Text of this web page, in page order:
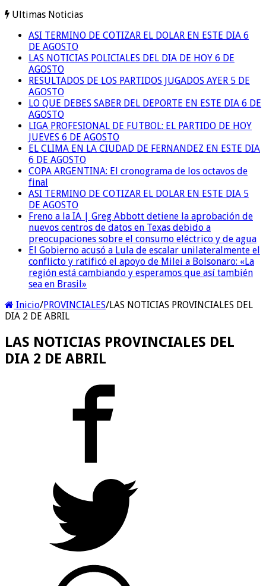
Ultimas Noticias
ASI TERMINO DE COTIZAR EL DOLAR EN ESTE DIA 6
DE AGOSTO
LAS NOTICIAS POLICIALES DEL DIA DE HOY 6 DE
AGOSTO
RESULTADOS DE LOS PARTIDOS JUGADOS AYER 5 DE
AGOSTO
LO QUE DEBES SABER DEL DEPORTE EN ESTE DIA 6 DE
AGOSTO
LIGA PROFESIONAL DE FUTBOL: EL PARTIDO DE HOY
JUEVES 6 DE AGOSTO
EL CLIMA EN LA CIUDAD DE FERNANDEZ EN ESTE DIA
6 DE AGOSTO
COPA ARGENTINA: El cronograma de los octavos de
final
ASI TERMINO DE COTIZAR EL DOLAR EN ESTE DIA 5
DE AGOSTO
Freno a la IA | Greg Abbott detiene la aprobación de
nuevos centros de datos en Texas debido a
preocupaciones sobre el consumo eléctrico y de agua
El Gobierno acusó a Lula de escalar unilateralmente el
conflicto y ratificó el apoyo de Milei a Bolsonaro: «La
región está cambiando y esperamos que así también
sea en Brasil»
Inicio/PROVINCIALES/LAS NOTICIAS PROVINCIALES DEL
DIA 2 DE ABRIL
LAS NOTICIAS PROVINCIALES DEL
DIA 2 DE ABRIL